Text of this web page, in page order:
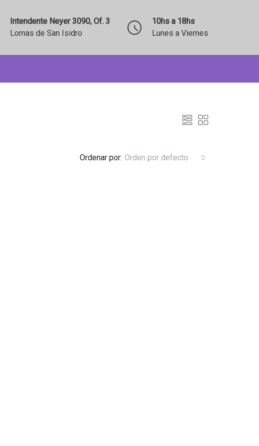
Intendente Neyer 3090, Of. 3
Lomas de San Isidro
10hs a 18hs
Lunes a Viernes
Ordenar por: Orden por defecto